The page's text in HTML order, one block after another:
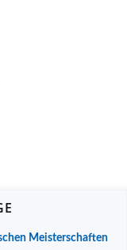
Meisterschaften